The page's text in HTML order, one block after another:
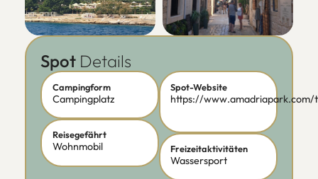
Spot Details
Campingform
Campingplatz
Reisegefährt
Wohnmobil
Spot-Website
https://www.amadriapark.com/
Freizeitaktivitäten
Wassersport